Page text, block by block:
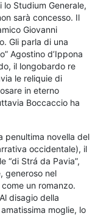
Studium Generale,
sarà concesso. Il
Giovanni
Gli parla di una
Agostino d’Ippona
il longobardo re
le reliquie di
in eterno
Boccaccio ha
penultima novella del
occidentale), il
“di Strá da Pavia”,
generoso nel
un romanzo.
disagio della
moglie, lo